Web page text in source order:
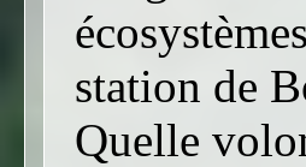
station de
Quelle